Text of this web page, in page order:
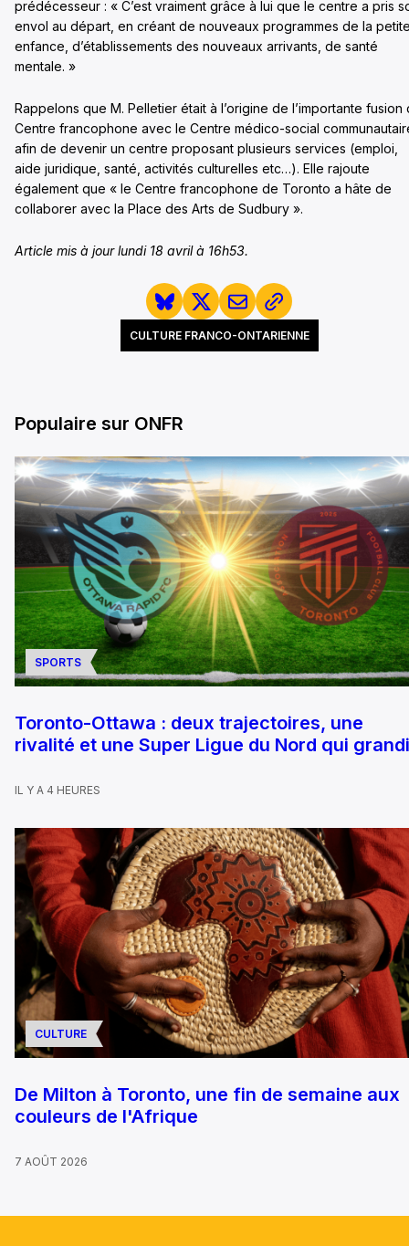
prédécesseur : « C’est vraiment grâce à lui que le centre a pris
envol au départ, en créant de nouveaux programmes de la
enfance, d’établissements des nouveaux arrivants, de santé
mentale. »
Rappelons que M. Pelletier était à l’origine de l’importante fusion
Centre francophone avec le Centre médico-social
afin de devenir un centre proposant plusieurs services (emploi,
aide juridique, santé, activités culturelles etc…). Elle rajoute
également que « le Centre francophone de Toronto a hâte de
collaborer avec la Place des Arts de Sudbury ».
Article mis à jour lundi 18 avril à 16h53.
CULTURE FRANCO-ONTARIENNE
Populaire sur ONFR
SPORTS
Toronto-Ottawa : deux trajectoires, une
rivalité et une Super Ligue du Nord qui
IL Y A 4 HEURES
CULTURE
De Milton à Toronto, une fin de semaine aux
couleurs de l'Afrique
7 AOÛT 2026